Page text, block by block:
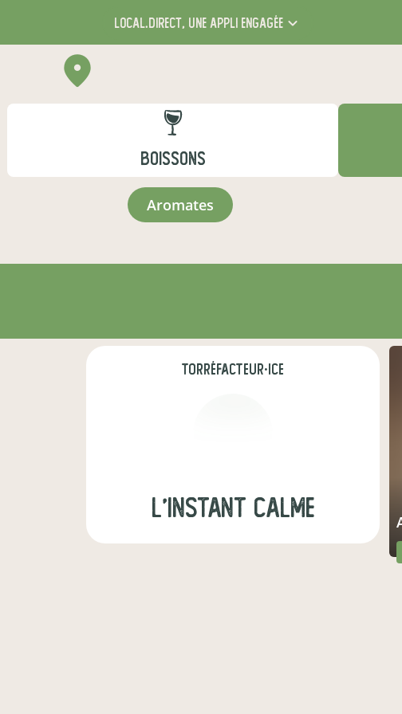
local.direct, une appli engagée
BOISSONS
aromates
torréfacteur·ice
L'Instant Calme